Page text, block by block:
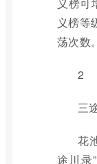
义榜等
荡次数。
2
三
花
途川录